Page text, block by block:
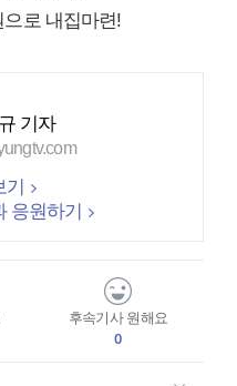
로 내집마련!
기자
응원하기
후속기사 원해요
0